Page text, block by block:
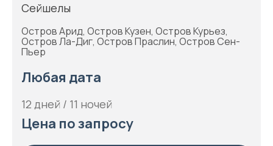
Сейшелы
Остров Арид, Остров Кузен, Остров Курьез,
Остров Ла-Диг, Остров Праслин, Остров Сен-
Пьер
Любая дата
12 дней / 11 ночей
Цена по запросу